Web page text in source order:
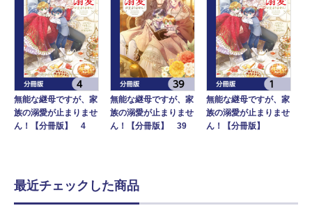
無能な継母ですが、家
族の溺愛が止まりませ
ん！【分冊版】 4
無能な継母ですが、家
族の溺愛が止まりませ
ん！【分冊版】 39
無能な継母ですが、家
族の溺愛が止まりませ
ん！【分冊版】
最近チェックした商品